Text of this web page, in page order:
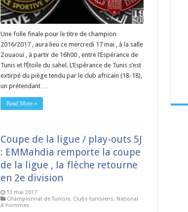
Une folle finale pour le titre de champion
2016/2017 , aura lieu ce mercredi 17 mai , à la salle
Zouaoui , à partir de 16h00 , entre l’Espérance de
Tunis et l’Étoile du sahel. L’Espérance de Tunis s’est
extirpé du piège tendu par le club africain (18-18),
un prétendant …
Read More »
Coupe de la ligue / play-outs 5J
: EMMahdia remporte la coupe
de la ligue , la flèche retourne
en 2e division
13 mai 2017
Championnat de Tunisie, Clubs tunisiens, National
A hommes